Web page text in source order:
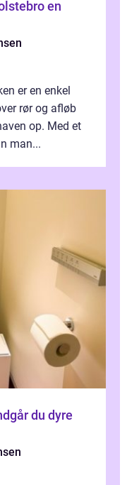
en
er en enkel
rør og afløb
op. Med et
man...
du dyre